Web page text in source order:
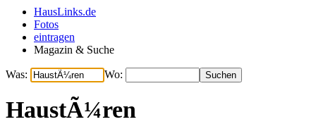
HausLinks.de
Fotos
eintragen
Magazin & Suche
Was: Wo:
HaustÃ¼ren